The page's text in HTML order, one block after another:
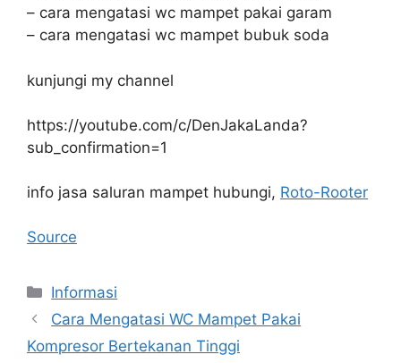
– cara mengatasi wc mampet pakai garam
– cara mengatasi wc mampet bubuk soda
kunjungi my channel
https://youtube.com/c/DenJakaLanda?
sub_confirmation=1
info jasa saluran mampet hubungi, Roto-Rooter
Source
Kategori
Informasi
Cara Mengatasi WC Mampet Pakai
Kompresor Bertekanan Tinggi